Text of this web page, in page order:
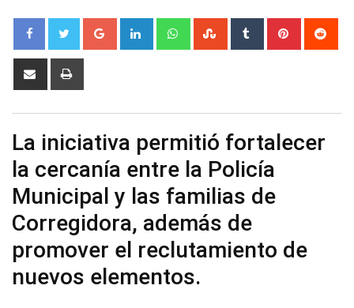
Google+ LinkedIn WhatsappStumbleUpon
Tumblr Pinterest
Share
La iniciativa permitió fortalecer
la cercanía entre la Policía
Municipal y las familias de
Corregidora, además de
promover el reclutamiento de
nuevos elementos.